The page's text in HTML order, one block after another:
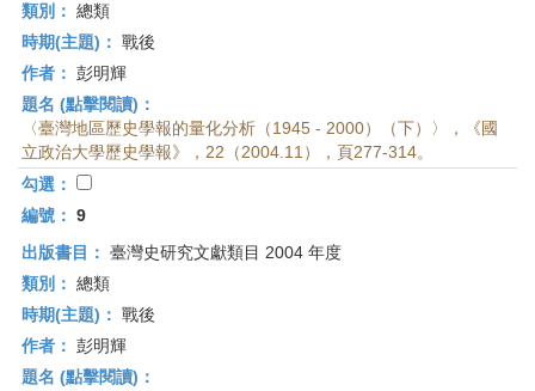
類別： 總類
時期(主題)： 戰後
作者： 彭明輝
題名 (點擊閱讀)：
〈臺灣地區歷史學報的量化分析（1945 - 2000）（下）〉，《國
立政治大學歷史學報》，22（2004.11），頁277-314。
勾選：
編號： 9
出版書目： 臺灣史研究文獻類目 2004 年度
類別： 總類
時期(主題)： 戰後
作者： 彭明輝
題名 (點擊閱讀)：